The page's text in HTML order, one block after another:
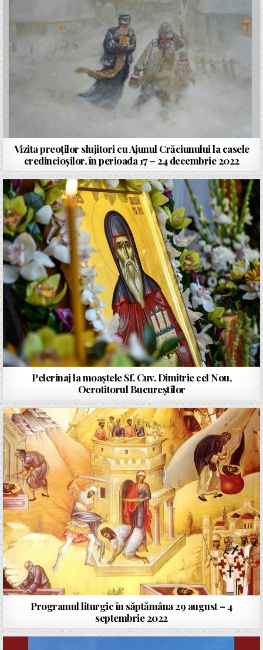
Vizita preoților slujitori cu Ajunul Crăciunului la casele
credincioșilor, în perioada 17 – 24 decembrie 2022
Pelerinaj la moaștele Sf. Cuv. Dimitrie cel Nou,
Ocrotitorul Bucureștilor
Programul liturgic în săptămâna 29 august – 4
septembrie 2022